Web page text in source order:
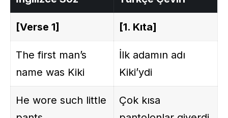
[Verse 1] [1. Kıta]
The first man’s
name was Kiki
İlk adamın adı
Kiki’ydi
He wore such little
Çok kısa